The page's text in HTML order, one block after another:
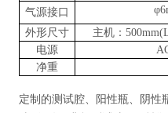
气源接口
外形尺寸
主机：
电源
净重
定制的测试腔、阳性瓶、阴性